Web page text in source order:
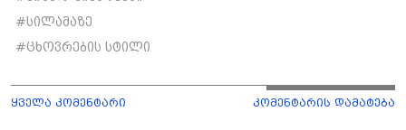
#სილამაზე
#ცხოვრების სტილი
ყველა კომენტარი კომენტარის დამატება